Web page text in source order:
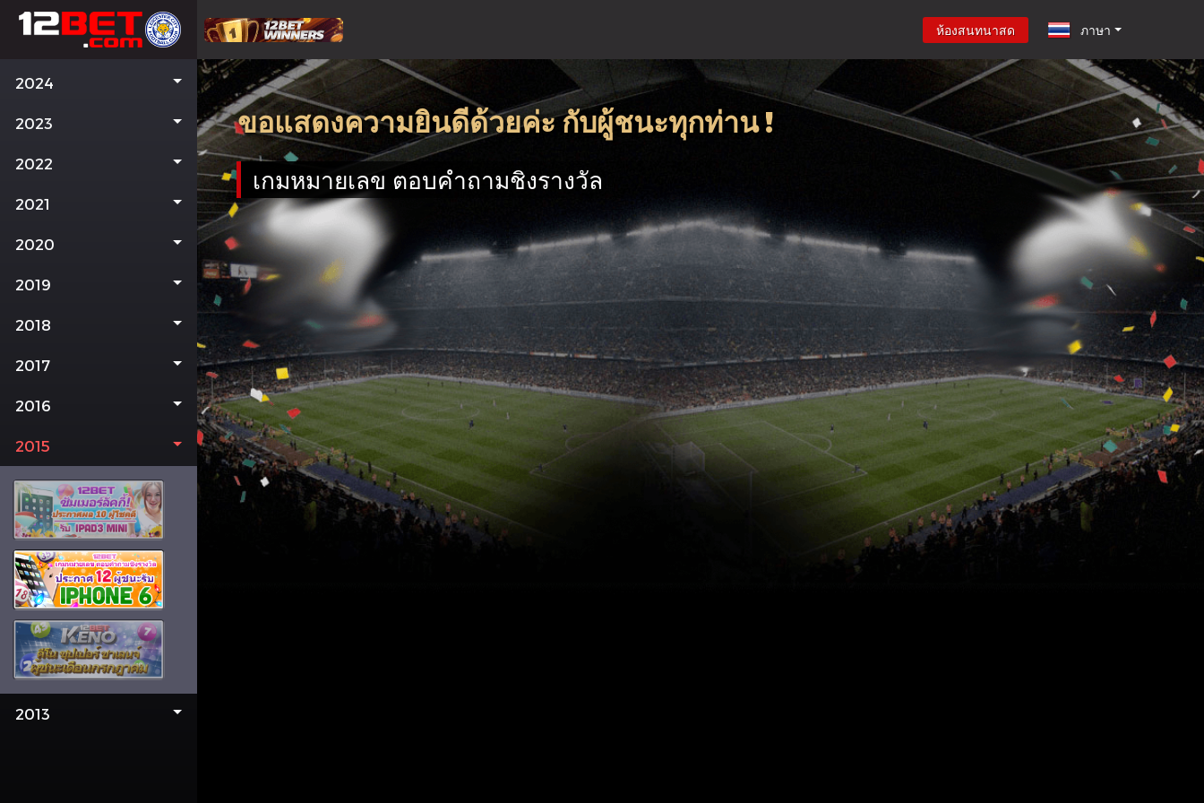
2024
2023
2022
2021
2020
2019
2018
2017
2016
2015
2013
ห้องสนทนาสด ภาษา
ขอแสดงความยินดีด้วยค่ะ กับผู้ชนะทุกท่าน !
เกมหมายเลข ตอบคำถามชิงรางวัล